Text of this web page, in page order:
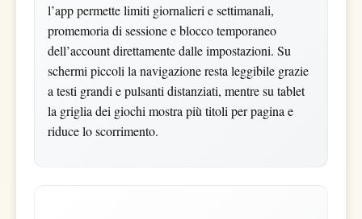
l’app permette limiti giornalieri e settimanali,
promemoria di sessione e blocco temporaneo
dell’account direttamente dalle impostazioni. Su
schermi piccoli la navigazione resta leggibile grazie
a testi grandi e pulsanti distanziati, mentre su tablet
la griglia dei giochi mostra più titoli per pagina e
riduce lo scorrimento.